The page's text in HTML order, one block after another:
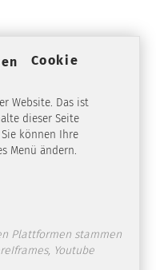
Cookie
Website. Das ist
dieser Seite
können Ihre
Menü ändern.
Plattformen stammen
Youtube